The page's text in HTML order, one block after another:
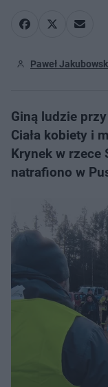
Paweł
Giną ludzie
Ciała kobiety i
Krynek w rzece
natrafiono w